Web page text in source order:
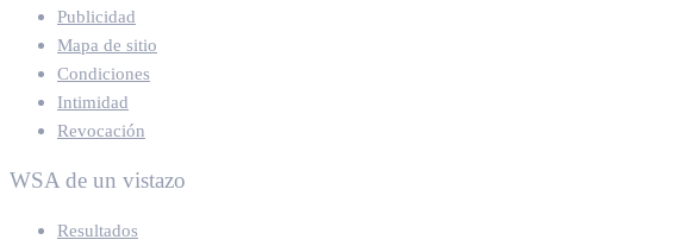
Publicidad
Mapa de sitio
Condiciones
Intimidad
Revocación
WSA de un vistazo
Resultados